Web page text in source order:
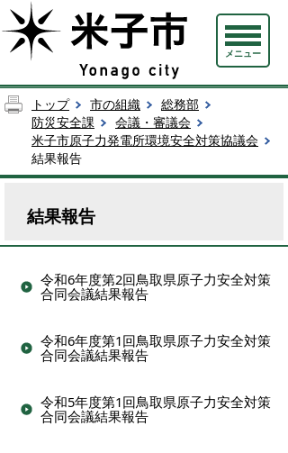
メニュー
トップ 市の組織
総務部
防災安全課
会議・審議会
米子市原子力発電所環境安全対策協議会
結果報告
結果報告
令和6年度第2回鳥取県原子力安全対策
合同会議結果報告
令和6年度第1回鳥取県原子力安全対策
合同会議結果報告
令和5年度第1回鳥取県原子力安全対策
合同会議結果報告